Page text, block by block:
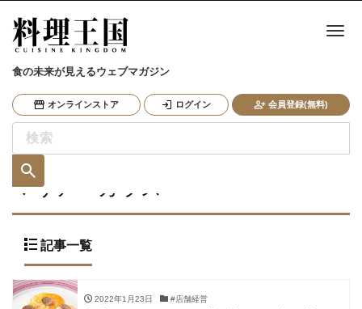
食の未来が見えるウェブマガジン
オンラインストア ログイン 会員登録(無料)
ナ
マリア・カラス
記事一覧
2022年1月23日 #店舗経営